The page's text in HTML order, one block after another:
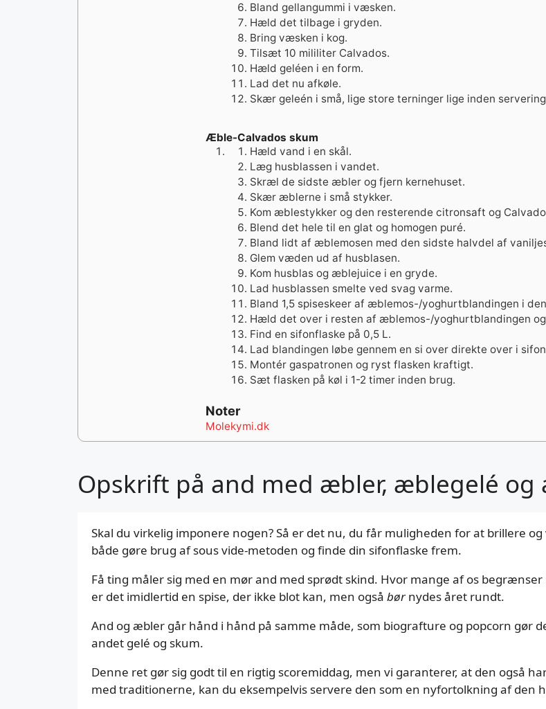
Opskrift på and med æbler, æblegelé og
Skal du virkelig imponere nogen? Så er det nu, du får muligheden for at brillere
både gøre brug af sous vide-metoden og finde din sifonflaske frem.
Få ting måler sig med en mør and med sprødt skind. Hvor mange af os
er det imidlertid en spise, der ikke blot kan, men også børnydes året rundt.
And og æbler går hånd i hånd på samme måde, som biografture og popcorn gør
andet gelé og skum.
Denne ret gør sig godt til en rigtig scoremiddag, men vi garanterer, at den også
med traditionerne, kan du eksempelvis servere den som en nyfortolkning af den
Bland gellangummi i væsken.
Hæld det tilbage i gryden.
Bring væsken i kog.
Tilsæt 10 mililiter Calvados.
Hæld geléen i en form.
Lad det nu afkøle.
Skær geleén i små, lige store terninger lige inden
Æble-Calvados skum
Hæld vand i en skål.
Læg husblassen i vandet.
Skræl de sidste æbler og fjern kernehuset.
Skær æblerne i små stykker.
Kom æblestykker og den resterende citronsaft og
Blend det hele til en glat og homogen puré.
Bland lidt af æblemosen med den sidste halvdel af
Glem væden ud af husblasen.
Kom husblas og æblejuice i en gryde.
Lad husblassen smelte ved svag varme.
Bland 1,5 spiseskeer af æblemos-/yoghurtblandingen i
Hæld det over i resten af æblemos-/yoghurtblandingen
Find en sifonflaske på 0,5 L.
Lad blandingen løbe gennem en si over direkte over i
Montér gaspatronen og ryst flasken kraftigt.
Sæt flasken på køl i 1-2 timer inden brug.
Noter
Molekymi.dk